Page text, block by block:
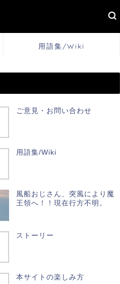
用語集/Wiki
ご意見・お問い合わせ
用語集/Wiki
風船おじさん、突風により魔
王領へ！！現在行方不明。
ストーリー
本サイトの楽しみ方